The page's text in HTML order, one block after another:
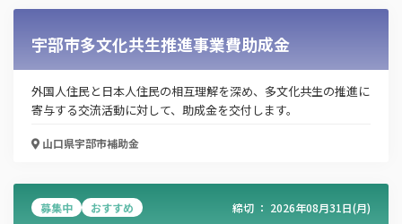
この補助金の情報をPDFダウンロード
宇部市6次産業化・農商工連携による商品開発等
支援事業補助金
宇部市多文化共生推進事業費助成金
外国人住民と日本人住民の相互理解を深め、多文化共生の推進に
寄与する交流活動に対して、助成金を交付します。
山口県宇部市補助金
募集中 おすすめ 締切 ： 2026年08月31日(月)